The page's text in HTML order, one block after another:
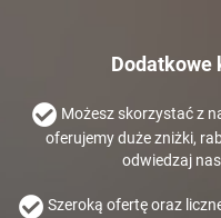
Dodatkowe
Możesz skorzystać z
oferujemy duże zniżki,
odwiedzaj
Szeroką ofertę oraz